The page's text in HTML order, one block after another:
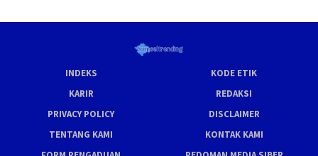
INDEKS
KODE ETIK
KARIR
REDAKSI
PRIVACY POLICY
DISCLAIMER
TENTANG KAMI
KONTAK KAMI